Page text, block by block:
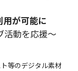
が可能に
活動を応援〜
等のデジタル素材